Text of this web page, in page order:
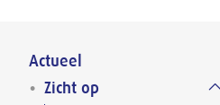
Actueel
Zicht op